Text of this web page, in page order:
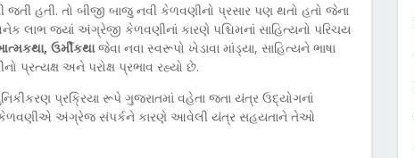
હતી. તો બીજી બાજુ નવી કેળવણીનો પ્રસાર પણ થતો હતો જેના
લાભ જ્યાં અંગ્રેજી કેળવણીનાં કારણે પશ્ચિમનાં સાહિત્યનો પરિચય
ઉર્મીકથાજેવા નવા સ્વરૂપો ખેડાવા માંડ્યા, સાહિત્યને ભાષા
પ્રત્યક્ષ અને પરોક્ષ પ્રભાવ રહ્યો છે.
પ્રક્રિયા રૂપે ગુજરાતમાં વહેતા જતા યંત્ર ઉદ્યોગનાં
કેળવણીએ અંગ્રેજ સંપર્કને કારણે આવેલી યંત્ર સહયતાને તેઓ